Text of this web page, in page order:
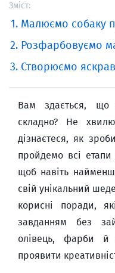
Зміст:
Малюємо собаку
Розфарбовуємо
Створюємо
Вам здається, що
складно? Не
дізнаєтеся, як
пройдемо всі
щоб навіть
свій унікальний
корисні поради,
завданням без
олівець, фарби й
проявити